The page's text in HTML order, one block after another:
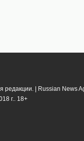
| Russian
г.. 18+